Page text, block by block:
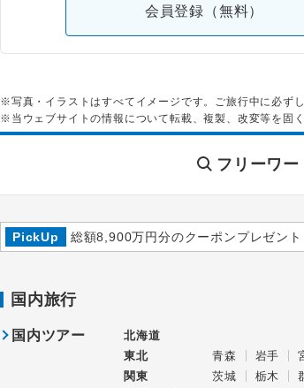
会員登録（無料）
※写真・イラストはすべてイメージです。ご旅行中に必ず
※当ウェブサイトの情報について転載、複製、改変等を固く
フリーワー
PickUp 総額8,900万円分のクーポンプレゼン
国内旅行
国内ツアー
北海道
東北
青森 岩手
関東
茨城 栃木